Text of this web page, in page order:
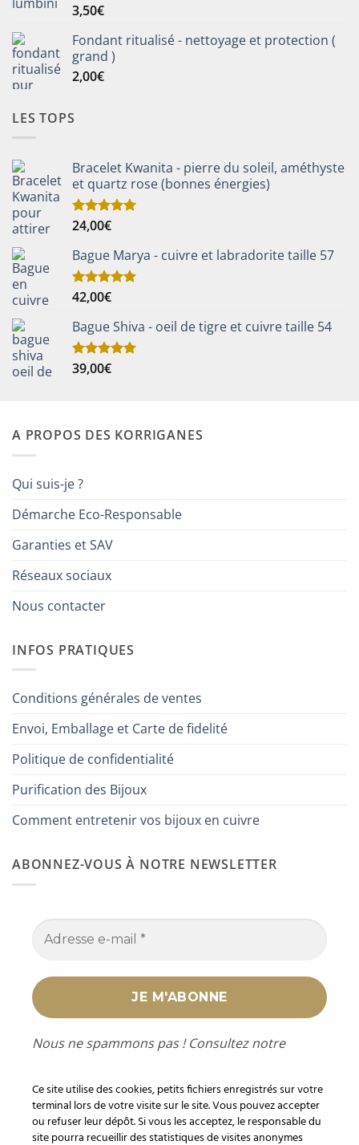
3,50€
Fondant ritualisé - nettoyage et protection (
grand )
2,00€
LES TOPS
Bracelet Kwanita - pierre du soleil, améthyste
et quartz rose (bonnes énergies)
Note5.00
24,00€
Bague Marya - cuivre et labradorite taille 57
Note5.00
42,00€
Bague Shiva - oeil de tigre et cuivre taille 54
Note5.00
39,00€
A PROPOS DES KORRIGANES
Qui suis-je ?
Démarche Eco-Responsable
Garanties et SAV
Réseaux sociaux
Nous contacter
INFOS PRATIQUES
Conditions générales de ventes
Envoi, Emballage et Carte de fidelité
Politique de confidentialité
Purification des Bijoux
Comment entretenir vos bijoux en cuivre
ABONNEZ-VOUS À NOTRE NEWSLETTER
Nous ne spammons pas ! Consultez notre
Ce site utilise des cookies, petits fichiers enregistrés sur votre
terminal lors de votre visite sur le site. Vous pouvez accepter
ou refuser leur dépôt. Si vous les acceptez, le responsable du
site pourra recueillir des statistiques de visites anonymes